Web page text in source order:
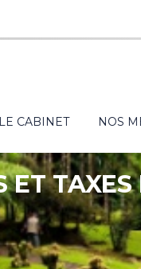
LE CABINET NOS
ET